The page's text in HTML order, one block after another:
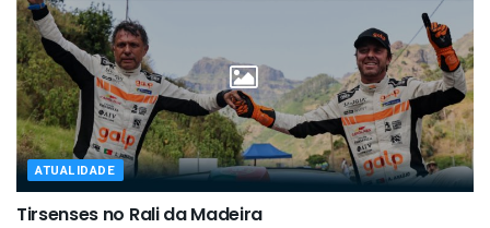
ATUALIDADE
Tirsenses no Rali da Madeira